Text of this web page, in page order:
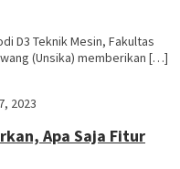
D3 Teknik Mesin, Fakultas
(Unsika) memberikan […]
2023
Apa Saja Fitur